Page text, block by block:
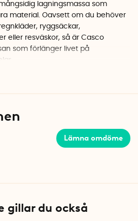
lagningsmassa som
material. Oavsett om du behöver
ryggsäckar,
eller resväskor, så är Casco
som förlänger livet på
dock att den inte är lämplig
transparent limfog.
Lämna omdöme
gillar du också